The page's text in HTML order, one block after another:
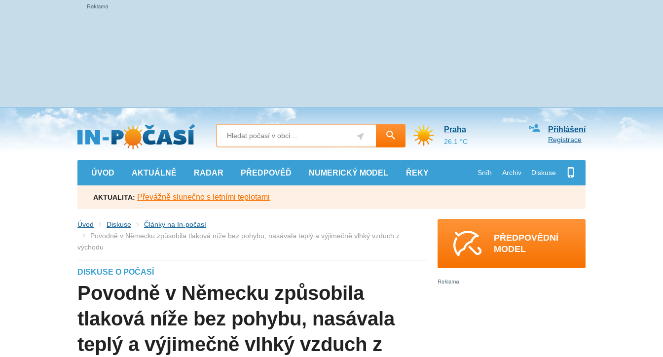
Přejít
na
hlavní
obsah
ÚVOD AKTUÁLNĚ RADAR PŘEDPOVĚĎ NUMERICKÝ MODEL ŘEKY Sníh Archiv Diskuse
Přihlášení
Registrace
Praha
26.1 °C
AKTUALITA: Převážně slunečno s letními teplotami
Úvod Diskuse
Články na In-počasí
Povodně v Německu způsobila tlaková níže bez pohybu, nasávala teplý a výjimečně vlhký vzduch z
východu
DISKUSE O POČASÍ
Povodně v Německu způsobila
tlaková níže bez pohybu, nasávala
teplý a výjimečně vlhký vzduch z
PŘEDPOVĚDNÍ
MODEL